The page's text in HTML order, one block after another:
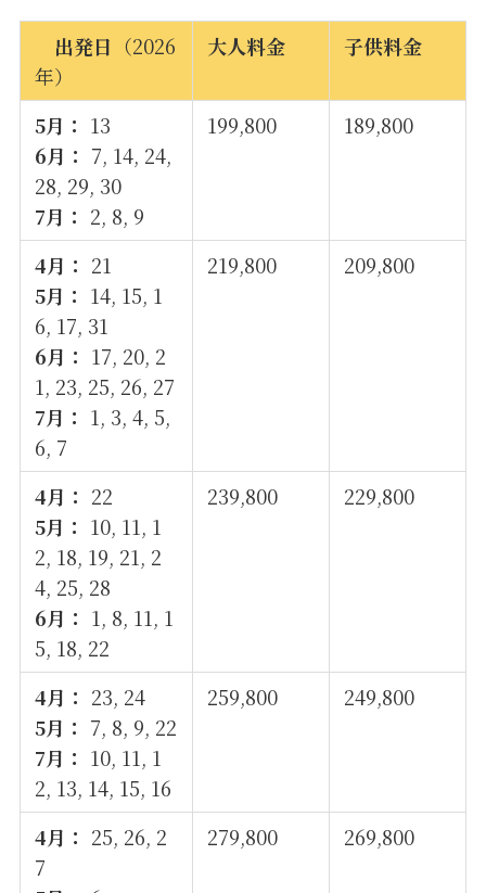
出発日 （2026
年）
大人料金 子供料金
5月： 13
6月： 7, 14, 24,
28, 29, 30
7月： 2, 8, 9
199,800 189,800
4月： 21
5月： 14, 15, 1
6, 17, 31
6月： 17, 20, 2
1, 23, 25, 26, 27
7月： 1, 3, 4, 5,
6, 7
219,800 209,800
4月： 22
5月： 10, 11, 1
2, 18, 19, 21, 2
4, 25, 28
6月： 1, 8, 11, 1
5, 18, 22
239,800 229,800
4月： 23, 24
5月： 7, 8, 9, 22
7月： 10, 11, 1
2, 13, 14, 15, 16
259,800 249,800
4月： 25, 26, 2
7
279,800 269,800